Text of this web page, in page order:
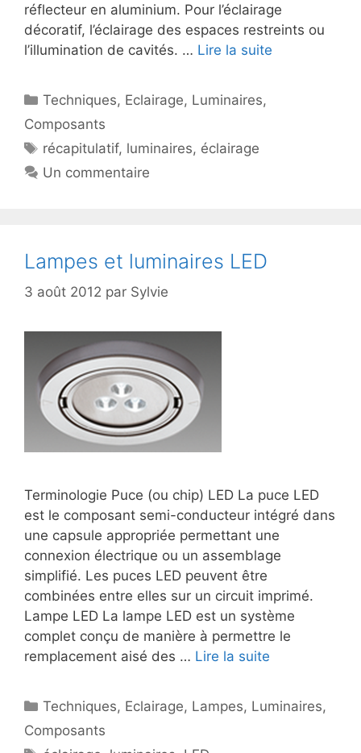
réflecteur en aluminium. Pour l’éclairage
décoratif, l’éclairage des espaces restreints ou
l’illumination de cavités. … Lire la suite
Catégories
Techniques, Eclairage, Luminaires,
Composants
Étiquettes
récapitulatif, luminaires, éclairage
Un commentaire
Lampes et luminaires LED
3 août 2012 par Sylvie
Terminologie Puce (ou chip) LED La puce LED
est le composant semi-conducteur intégré dans
une capsule appropriée permettant une
connexion électrique ou un assemblage
simplifié. Les puces LED peuvent être
combinées entre elles sur un circuit imprimé.
Lampe LED La lampe LED est un système
complet conçu de manière à permettre le
remplacement aisé des … Lire la suite
Catégories
Techniques, Eclairage, Lampes, Luminaires,
Composants